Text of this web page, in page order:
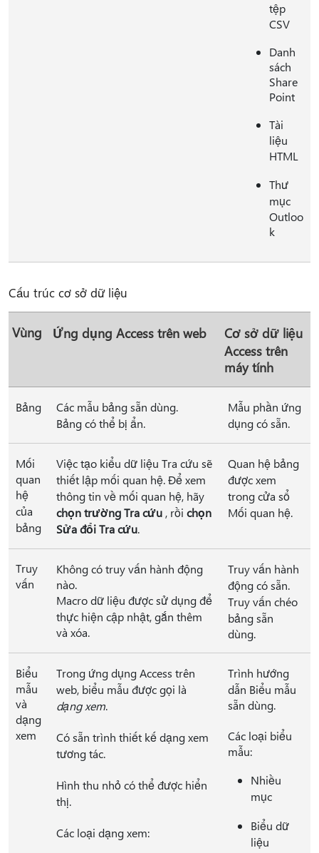
tệp
CSV
Danh
sách
Share
Point
Tài
liệu
HTML
Thư
mục
Outloo
k
Cấu trúc cơ sở dữ liệu
Vùng Ứng dụng Access trên web
Cơ sở dữ liệu
Access trên
máy tính
Bảng
Các mẫu bảng sẵn dùng.
Bảng có thể bị ẩn.
Mẫu phần ứng
dụng có sẵn.
Mối
quan
hệ
của
bảng
Việc tạo kiểu dữ liệu Tra cứu sẽ
thiết lập mối quan hệ. Để xem
thông tin về mối quan hệ, hãy
chọn trường Tra cứu , rồi chọn
Sửa đổi Tra cứu.
Quan hệ bảng
được xem
trong cửa sổ
Mối quan hệ.
Truy
vấn
Không có truy vấn hành động
nào.
Macro dữ liệu được sử dụng để
thực hiện cập nhật, gắn thêm
và xóa.
Truy vấn hành
động có sẵn.
Truy vấn chéo
bảng sẵn
dùng.
Biểu
mẫu
và
dạng
xem
Trong ứng dụng Access trên
web, biểu mẫu được gọi là
dạng xem.
Có sẵn trình thiết kế dạng xem
tương tác.
Hình thu nhỏ có thể được hiển
thị.
Các loại dạng xem:
Trình hướng
dẫn Biểu mẫu
sẵn dùng.
Các loại biểu
mẫu:
Nhiều
mục
Biểu dữ
liệu